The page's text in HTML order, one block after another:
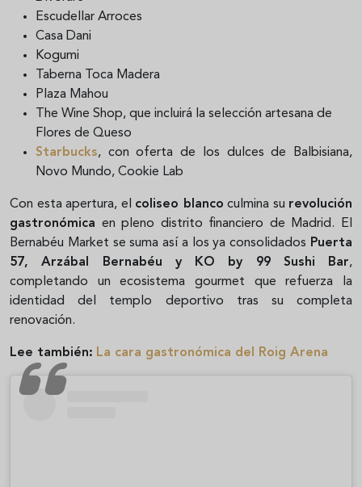
Escudellar Arroces
Casa Dani
Kogumi
Taberna Toca Madera
Plaza Mahou
The Wine Shop, que incluirá la selección artesana de
Flores de Queso
Starbucks, con oferta de los dulces de Balbisiana,
Novo Mundo, Cookie Lab
Con esta apertura, el coliseo blanco culmina su revolución
gastronómica en pleno distrito financiero de Madrid. El
Bernabéu Market se suma así a los ya consolidados Puerta
57, Arzábal Bernabéu y KO by 99 Sushi Bar,
completando un ecosistema gourmet que refuerza la
identidad del templo deportivo tras su completa
renovación.
Lee también: La cara gastronómica del Roig Arena